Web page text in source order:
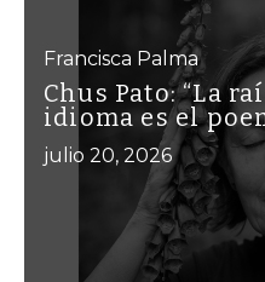
Francisca Palma
Chus Pato: “La
idioma es el
julio 20, 2026